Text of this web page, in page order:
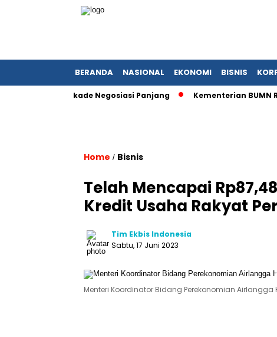
BERANDA NASIONAL EKONOMI BISNIS
Satu Dekade Negosiasi Panjang Kementerian BUMN
Home / Bisnis
Telah Mencapai
Kredit Usaha Rakyat
Tim Ekbis Indonesia
Sabtu, 17 Juni 2023
Menteri Koordinator Bidang Perekonomian Airlangga